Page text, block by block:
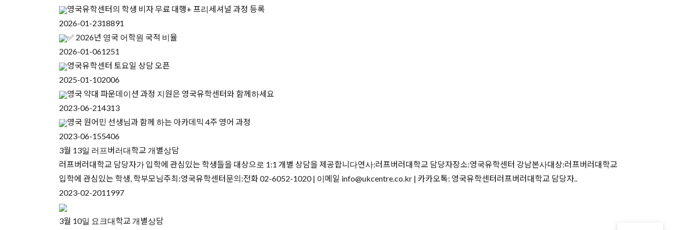
영국유학센터의 학생 비자 무료 대행+ 프리세셔널 과정 등록
2026-01-2318891
✅ 2026년 영국 어학원 국적 비율
2026-01-061251
영국유학센터 토요일 상담 오픈
2025-01-102006
영국 약대 파운데이션 과정 지원은 영국유학센터와 함께하세요
2023-06-214313
영국 원어민 선생님과 함께 하는 아카데믹 4주 영어 과정
2023-06-155406
3월 13일 러프버러대학교 개별상담
러프버러대학교 담당자가 입학에 관심있는 학생들을 대상으로 1:1 개별 상담을 제공합니다연사:러프버러대학교 담당자장소:영국유학센터 강남본사대상:러프버러대학교
입학에 관심있는 학생, 학부모님주최:영국유학센터문의:전화 02-6052-1020 | 이메일 info@ukcentre.co.kr | 카카오톡: 영국유학센터러프버러대학교 담당자..
2023-02-2011997
3월 10일 요크대학교 개별상담